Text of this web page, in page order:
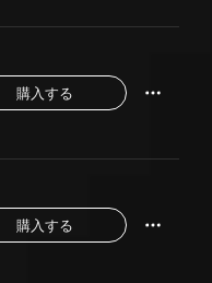
購入する
購入する